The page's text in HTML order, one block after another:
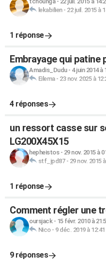
lekabilien- 22 juil. 2015 à
1 réponse
Embrayage qui patine
Amadis_Dudu- 4 juin 2014 à
Eilema- 23 nov. 2025 à
4 réponses
un ressort casse sur
LG200X45X15
hepheistos- 29 nov. 2015 à
stf_jpd87- 29 nov. 2015
1 réponse
Comment régler une
oursjack- 15 févr. 2010 à
Nico- 9 déc. 2019 à 12:41
9 réponses